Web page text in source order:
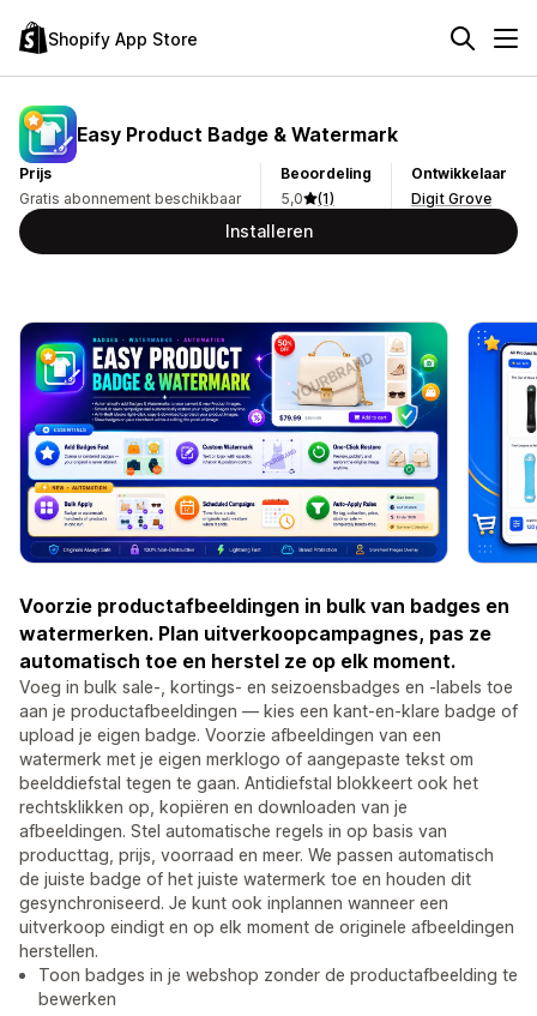
Shopify App Store
Easy Product Badge & Watermark
Prijs
Gratis abonnement beschikbaar
Beoordeling
5,0
(1)
Ontwikkelaar
Digit Grove
Installeren
Voorzie productafbeeldingen in bulk van badges en
watermerken. Plan uitverkoopcampagnes, pas ze
automatisch toe en herstel ze op elk moment.
Voeg in bulk sale-, kortings- en seizoensbadges en -labels toe
aan je productafbeeldingen — kies een kant-en-klare badge of
upload je eigen badge. Voorzie afbeeldingen van een
watermerk met je eigen merklogo of aangepaste tekst om
beelddiefstal tegen te gaan. Antidiefstal blokkeert ook het
rechtsklikken op, kopiëren en downloaden van je
afbeeldingen. Stel automatische regels in op basis van
producttag, prijs, voorraad en meer. We passen automatisch
de juiste badge of het juiste watermerk toe en houden dit
gesynchroniseerd. Je kunt ook inplannen wanneer een
uitverkoop eindigt en op elk moment de originele afbeeldingen
herstellen.
Toon badges in je webshop zonder de productafbeelding te
bewerken